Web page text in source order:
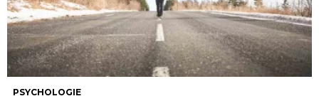
PSYCHOLOGIE